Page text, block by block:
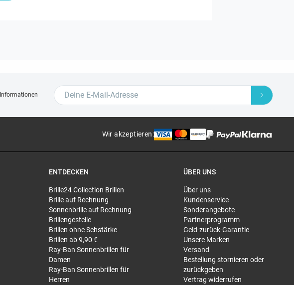
Informationen
Wir akzeptieren:
ENTDECKEN
Brille24 Collection Brillen
Brille auf Rechnung
Sonnenbrille auf Rechnung
Brillengestelle
Brillen ohne Sehstärke
Brillen ab 9,90 €
Ray-Ban Sonnenbrillen für
Damen
Ray-Ban Sonnenbrillen für
Herren
ÜBER UNS
Über uns
Kundenservice
Sonderangebote
Partnerprogramm
Geld-zurück-Garantie
Unsere Marken
Versand
Bestellung stornieren oder
zurückgeben
Vertrag widerrufen